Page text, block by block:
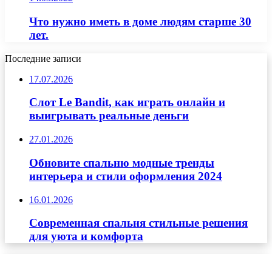
Что нужно иметь в доме людям старше 30
лет.
Последние записи
17.07.2026
Слот Le Bandit, как играть онлайн и
выигрывать реальные деньги
27.01.2026
Обновите спальню модные тренды
интерьера и стили оформления 2024
16.01.2026
Современная спальня стильные решения
для уюта и комфорта